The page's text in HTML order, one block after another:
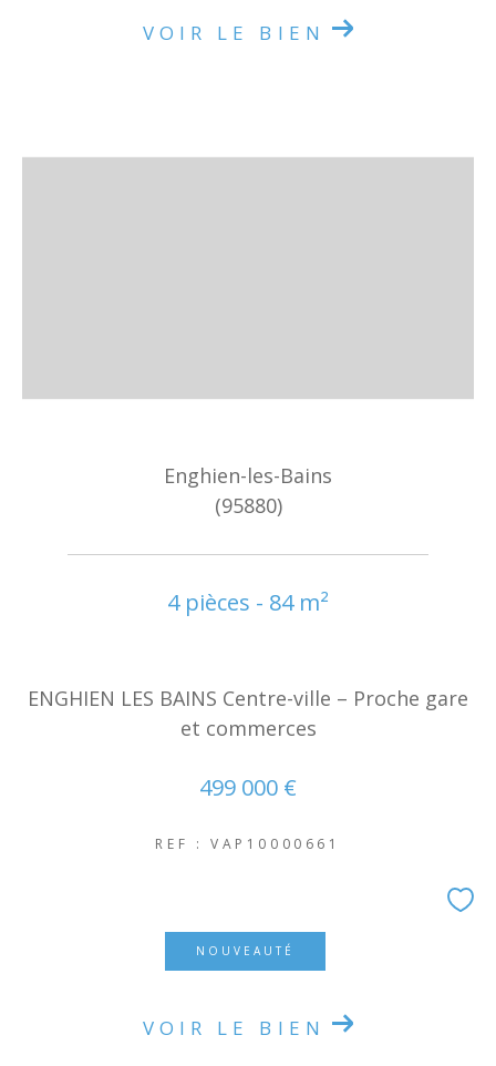
VOIR LE BIEN
Enghien-les-Bains
(95880)
4 pièces - 84 m²
ENGHIEN LES BAINS Centre-ville – Proche gare
et commerces
499 000 €
REF : VAP10000661
NOUVEAUTÉ
VOIR LE BIEN